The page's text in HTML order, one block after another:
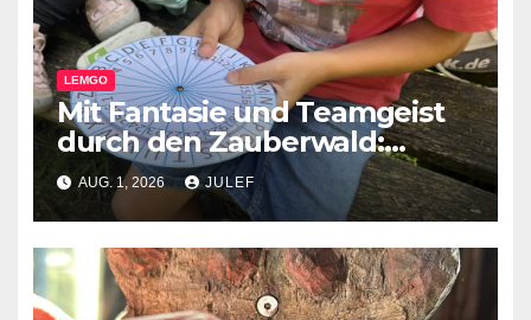
LEMGO
Mit Fantasie und Teamgeist
durch den Zauberwald:
Pflegekinder erleben
besondere Waldrallye
AUG. 1, 2026 JULEF